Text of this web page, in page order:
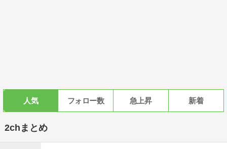
人気 フォロー数 急上昇 新着
2chまとめ